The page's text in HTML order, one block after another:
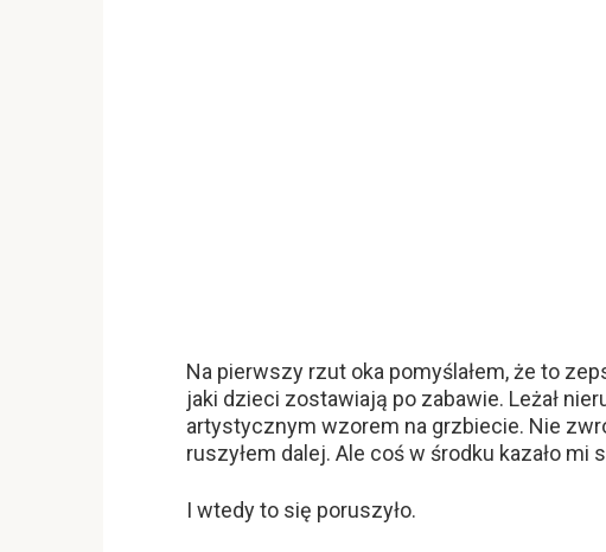
Na pierwszy rzut oka pomyślałem, że to
jaki dzieci zostawiają po zabawie. Leżał
artystycznym wzorem na grzbiecie. Nie
ruszyłem dalej. Ale coś w środku kazało mi
I wtedy to się poruszyło.